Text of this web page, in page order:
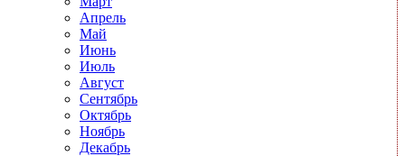
Апрель
Май
Июнь
Июль
Август
Сентябрь
Октябрь
Ноябрь
Декабрь